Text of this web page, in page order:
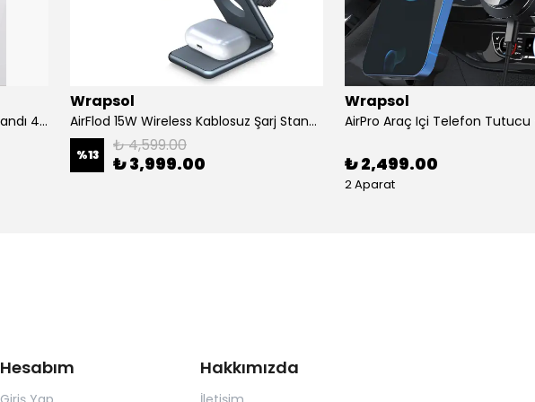
15W Hızlı Wireless Kablosuz Şarj Standı 4 in 1 Masaüstü İstasyon -iPhone-android-watch-airpods Uyumlu
Wrapsol
AirFlod 15W Wireless Kablosuz Şarj Standı Alüminyum Katlanabilir 3in1 iPhone-android-watch-airpods
%13 ₺ 4,599.00
₺ 3,999.00
Wrapsol
₺ 2,499.00
2 Aparat
Hesabım Hakkımızda